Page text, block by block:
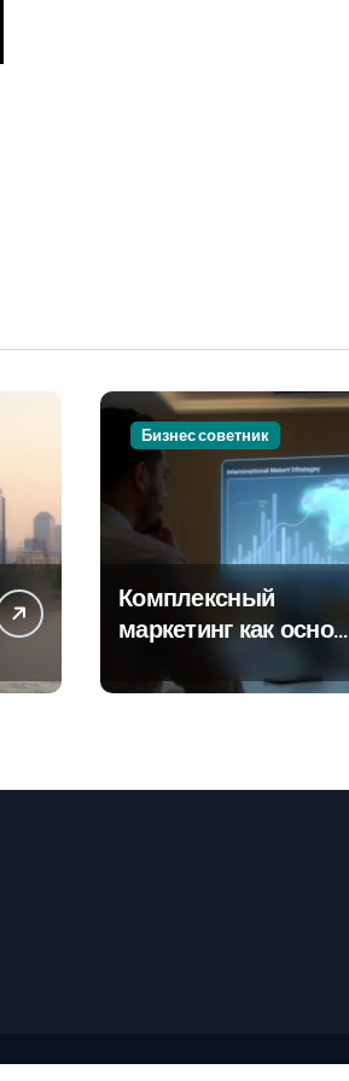
Бизнес советник
Комплексный
маркетинг как основа
стратегии